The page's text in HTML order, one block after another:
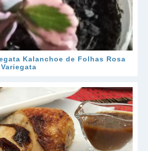
Kalanchoe de Folhas Rosa